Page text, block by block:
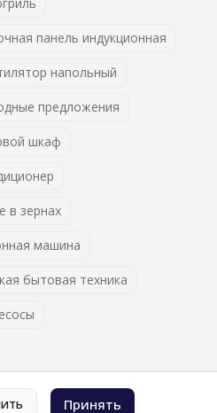
панель индукционная
напольный
предложения
шкаф
в зернах
машина
бытовая техника
Принять